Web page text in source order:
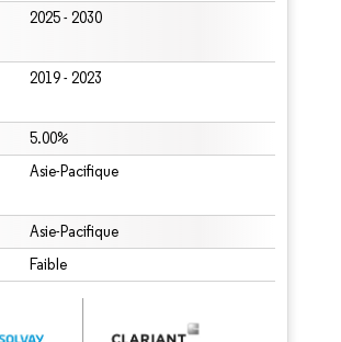
2025 - 2030
2019 - 2023
5.00%
Asie-Pacifique
Asie-Pacifique
Faible